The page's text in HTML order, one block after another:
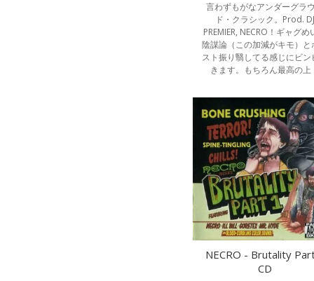
言わずもがなアンダーグラ
ド・クラシック。Prod. DJ
PREMIER, NECRO！ギャグめ
陰謀論（この加減がキモ）と
スト振り翳してる感じにビン
きます。もちろん最高の上
NECRO - Brutality
CD